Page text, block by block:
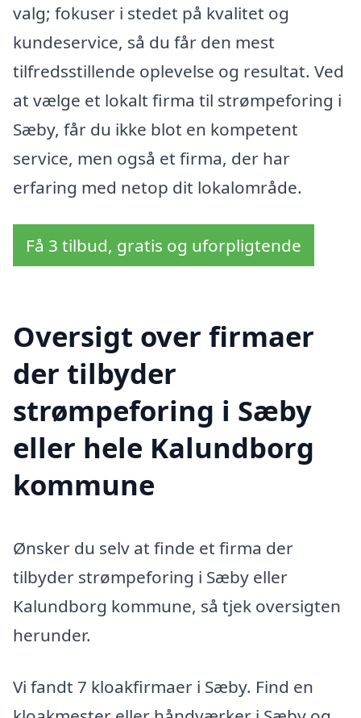
valg; fokuser i stedet på kvalitet og
kundeservice, så du får den mest
tilfredsstillende oplevelse og resultat. Ved
at vælge et lokalt firma til strømpeforing i
Sæby, får du ikke blot en kompetent
service, men også et firma, der har
erfaring med netop dit lokalområde.
Få 3 tilbud, gratis og uforpligtende
Oversigt over firmaer
der tilbyder
strømpeforing i Sæby
eller hele Kalundborg
kommune
Ønsker du selv at finde et firma der
tilbyder strømpeforing i Sæby eller
Kalundborg kommune, så tjek oversigten
herunder.
Vi fandt 7 kloakfirmaer i Sæby. Find en